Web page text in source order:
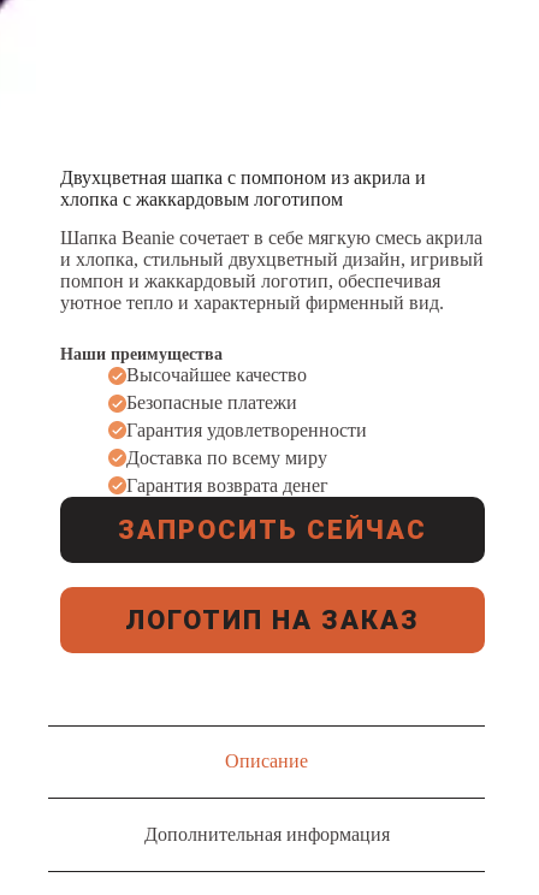
Двухцветная шапка с помпоном из акрила и
хлопка с жаккардовым логотипом
Шапка Beanie сочетает в себе мягкую смесь акрила
и хлопка, стильный двухцветный дизайн, игривый
помпон и жаккардовый логотип, обеспечивая
уютное тепло и характерный фирменный вид.
Наши преимущества
Высочайшее качество
Безопасные платежи
Гарантия удовлетворенности
Доставка по всему миру
Гарантия возврата денег
ЗАПРОСИТЬ СЕЙЧАС
ЛОГОТИП НА ЗАКАЗ
Описание
Дополнительная информация